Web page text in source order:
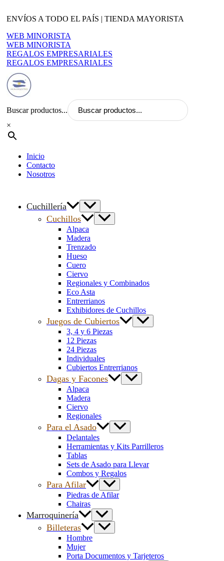
al
ENVÍOS A TODO EL PAÍS | TIENDA MAYORISTA
WEB MINORISTA
WEB MINORISTA
REGALOS EMPRESARIALES
REGALOS EMPRESARIALES
Buscar productos...
×
Inicio
Contacto
Nosotros
Cuchillería
Cuchillos
Alpaca
Madera
Trenzado
Hueso
Cuero
Ciervo
Regionales y Combinados
Eco Asta
Entrerrianos
Exhibidores de Cuchillos
Juegos de Cubiertos
3, 4 y 6 Piezas
12 Piezas
24 Piezas
Individuales
Cubiertos Entrerrianos
Dagas y Facones
Alpaca
Madera
Ciervo
Regionales
Para el Asado
Delantales
Herramientas y Kits Parrilleros
Tablas
Sets de Asado para Llevar
Combos y Regalos
Para Afilar
Piedras de Afilar
Chairas
Marroquinería
Billeteras
Hombre
Mujer
Porta Documentos y Tarjeteros